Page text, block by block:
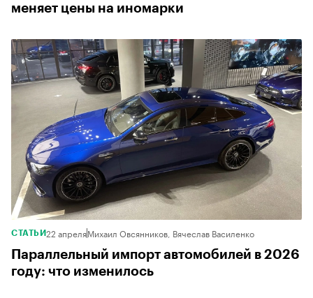
меняет цены на иномарки
СТАТЬИ22 апреляМихаил Овсянников, Вячеслав Василенко
Параллельный импорт автомобилей в 2026
году: что изменилось